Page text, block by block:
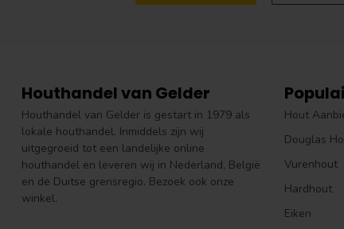
Houthandel van Gelder
Houthandel van Gelder is gestart in 1979 als
lokale houthandel. Inmiddels zijn wij
uitgegroeid tot een landelijke online
houthandel en leveren wij in Nederland, België
en de Duitse grensregio. Bezoek ook onze
winkel.
Hout
Douglas
Vurenhout
Hardhout
Eiken